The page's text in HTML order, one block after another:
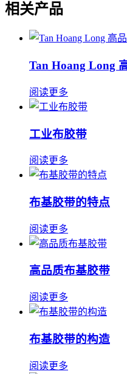
相关产品
Tan Hoang Long
阅读更多
工业布胶带
阅读更多
布基胶带的特点
阅读更多
高品质布基胶带
阅读更多
布基胶带的构造
阅读更多